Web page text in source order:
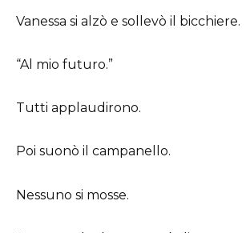
Vanessa si alzò e sollevò il bicchiere.
“Al mio futuro.”
Tutti applaudirono.
Poi suonò il campanello.
Nessuno si mosse.